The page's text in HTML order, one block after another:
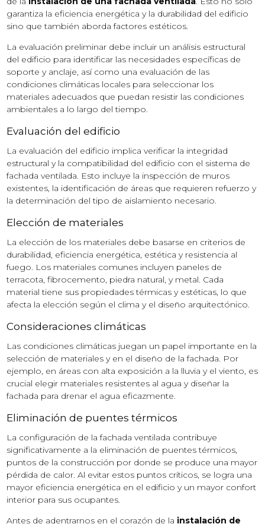
garantiza la eficiencia energética y la durabilidad del edificio
sino que también aborda factores estéticos.
La evaluación preliminar debe incluir un análisis estructural
del edificio para identificar las necesidades específicas de
soporte y anclaje, así como una evaluación de las
condiciones climáticas locales para seleccionar los
materiales adecuados que puedan resistir las condiciones
ambientales a lo largo del tiempo.
Evaluación del edificio
La evaluación del edificio implica verificar la integridad
estructural y la compatibilidad del edificio con el sistema de
fachada ventilada. Esto incluye la inspección de muros
existentes, la identificación de áreas que requieren refuerzo y
la determinación del tipo de aislamiento necesario.
Elección de materiales
La elección de los materiales debe basarse en criterios de
durabilidad, eficiencia energética, estética y resistencia al
fuego. Los materiales comunes incluyen paneles de
terracota, fibrocemento, piedra natural, y metal. Cada
material tiene sus propiedades térmicas y estéticas, lo que
afecta la elección según el clima y el diseño arquitectónico.
Consideraciones climáticas
Las condiciones climáticas juegan un papel importante en la
selección de materiales y en el diseño de la fachada. Por
ejemplo, en áreas con alta exposición a la lluvia y el viento, es
crucial elegir materiales resistentes al agua y diseñar la
fachada para drenar el agua eficazmente.
Eliminación de puentes térmicos
La configuración de la fachada ventilada contribuye
significativamente a la eliminación de puentes térmicos,
puntos de la construcción por donde se produce una mayor
pérdida de calor. Al evitar estos puntos críticos, se logra una
mayor eficiencia energética en el edificio y un mayor confort
interior para sus ocupantes.
Antes de adentrarnos en el corazón de la instalación de